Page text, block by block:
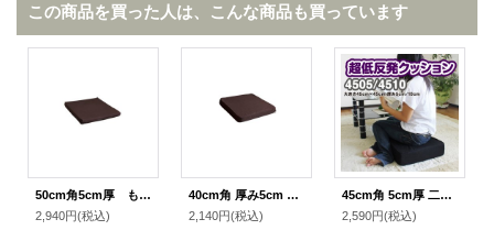
この商品を買った人は、こんな商品も買っています
50cm角5cm厚 もちもち低反発クッション
2,940円(税込)
40cm角 厚み5cm もちもち低反発クッション
2,140円(税込)
45cm角 5cm厚 二層（低反発ウレタン＋チップモールド）超低反発 クッション
2,590円(税込)